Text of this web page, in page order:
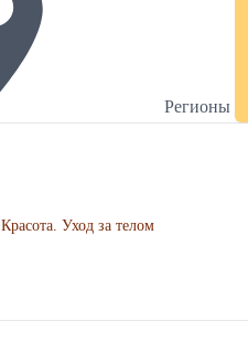
Регионы
Красота. Уход за телом